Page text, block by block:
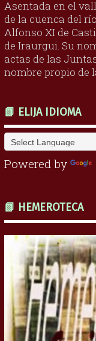
Asentada en el
de la cuenca del
Alfonso XI de
de Iraurgui. Su
actas de las
nombre propio de
📗 ELIJA IDIOMA
Powered by
📗 HEMEROTECA